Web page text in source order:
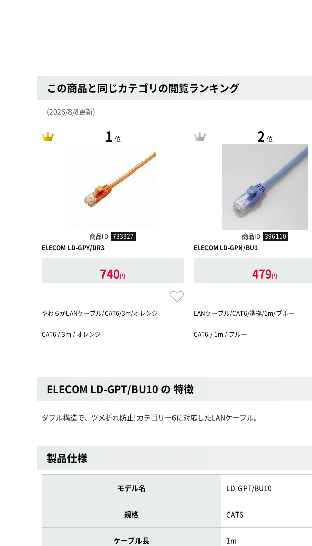
この商品と同じカテゴリの閲覧ランキング
(2026/8/8更新)
1 位
商品ID 733327
ELECOM LD-GPY/DR3
740円
やわらかLANケーブル/CAT6/3m/オレンジ
CAT6 / 3m / オレンジ
2 位
商品ID 396110
ELECOM LD-GPN/BU1
479円
LANケーブル/CAT6/準拠/1m/ブルー
CAT6 / 1m / ブルー
ELECOM LD-GPT/BU10 の 特徴
ダブル構造で、ツメ折れ防止!カテゴリー6に対応したLANケーブル。
製品仕様
モデル名 LD-GPT/BU10
規格 CAT6
ケーブル長 1m